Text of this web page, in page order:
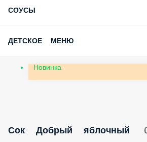
СОУСЫ
ДЕТСКОЕ МЕНЮ
Новинка
Сок Добрый яблочный 0, 2л